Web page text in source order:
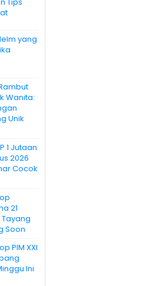
yang
Wanita:
Unik
1 Jutaan
2026
Cocok
21
Soon
PIM XXI
Ini